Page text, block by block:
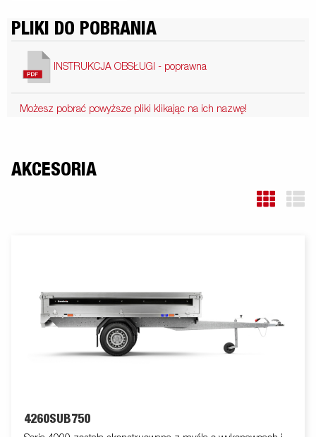
PLIKI DO POBRANIA
INSTRUKCJA OBSŁUGI - poprawna
Możesz pobrać powyższe pliki klikając na ich nazwę!
AKCESORIA
4260SUB750